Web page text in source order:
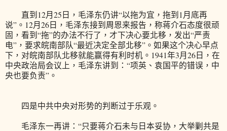
直到12月25日，毛泽东仍讲“以拖为宜，拖到1月底再
说”。12月26日，毛泽东接到周恩来报告，称蒋介石态度很顽
固，看到“拖”的办法不行了，才下决心要北移，发出“严责
电”，要求皖南部队“最近决定全部北移”。如果这个决心早点
下，对皖南部队北移就能赢得有利时机。1941年3月26日，在
中央政治局会议上，毛泽东讲到：“项英、袁国平的错误，中
央也要负责”。
四是中共中央对形势的判断过于乐观。
毛泽东一再讲：“只要蒋介石未与日本妥协，大举剿共是